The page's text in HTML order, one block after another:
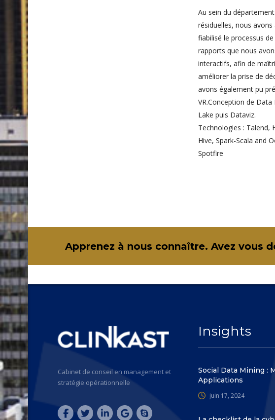
Au sein du
résiduelles, nous avons
fiabilisé le processus
rapports que nous
interactifs, afin de
améliorer la prise de
avons également pu
VR.Conception de
Lake puis Dataviz.
Technologies : Talend,
Hive, Spark-Scala and
Spotfire
Apprenez à nous connaître. Avez vous
Cabinet de conseil en management et
stratégie opérationnelle
Insights
Social Data Mining :
Applications
juin 17, 2024